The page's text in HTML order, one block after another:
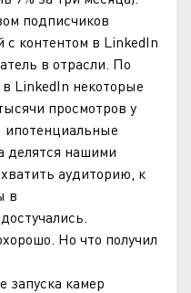
подписчиков
с контентом в LinkedIn
в отрасли. По
LinkedIn некоторые
просмотров у
ипотенциальные
делятся нашими
аудиторию, к
в
Но что получил
запуска камер